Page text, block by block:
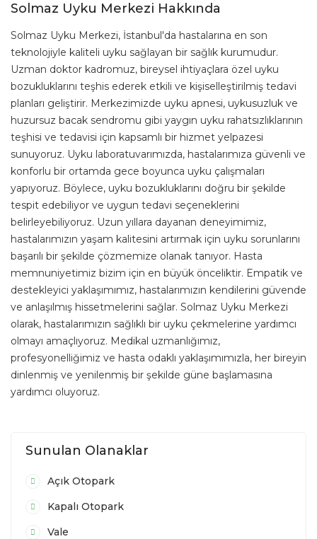
Solmaz Uyku Merkezi Hakkında
Solmaz Uyku Merkezi, İstanbul'da hastalarına en son
teknolojiyle kaliteli uyku sağlayan bir sağlık kurumudur.
Uzman doktor kadromuz, bireysel ihtiyaçlara özel uyku
bozukluklarını teşhis ederek etkili ve kişiselleştirilmiş tedavi
planları geliştirir. Merkezimizde uyku apnesi, uykusuzluk ve
huzursuz bacak sendromu gibi yaygın uyku rahatsızlıklarının
teşhisi ve tedavisi için kapsamlı bir hizmet yelpazesi
sunuyoruz. Uyku laboratuvarımızda, hastalarımıza güvenli ve
konforlu bir ortamda gece boyunca uyku çalışmaları
yapıyoruz. Böylece, uyku bozukluklarını doğru bir şekilde
tespit edebiliyor ve uygun tedavi seçeneklerini
belirleyebiliyoruz. Uzun yıllara dayanan deneyimimiz,
hastalarımızın yaşam kalitesini artırmak için uyku sorunlarını
başarılı bir şekilde çözmemize olanak tanıyor. Hasta
memnuniyetimiz bizim için en büyük önceliktir. Empatik ve
destekleyici yaklaşımımız, hastalarımızın kendilerini güvende
ve anlaşılmış hissetmelerini sağlar. Solmaz Uyku Merkezi
olarak, hastalarımızın sağlıklı bir uyku çekmelerine yardımcı
olmayı amaçlıyoruz. Medikal uzmanlığımız,
profesyonelliğimiz ve hasta odaklı yaklaşımımızla, her bireyin
dinlenmiş ve yenilenmiş bir şekilde güne başlamasına
yardımcı oluyoruz.
Sunulan Olanaklar
Açık Otopark
Kapalı Otopark
Vale